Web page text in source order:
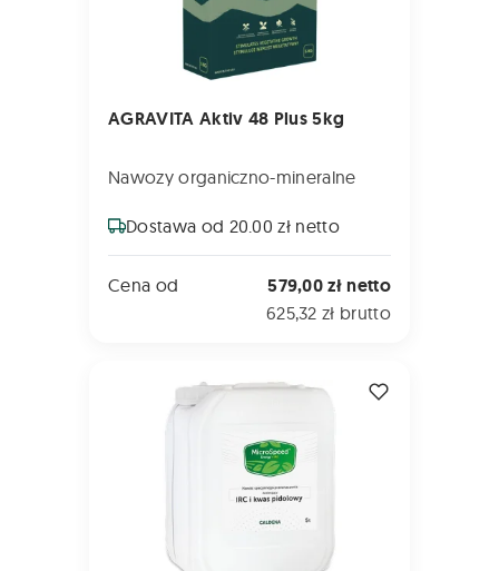
AGRAVITA Aktiv 48 Plus 5kg
Nawozy organiczno-mineralne
Dostawa od 20.00 zł netto
Cena od 579,00 zł netto
625,32 zł brutto